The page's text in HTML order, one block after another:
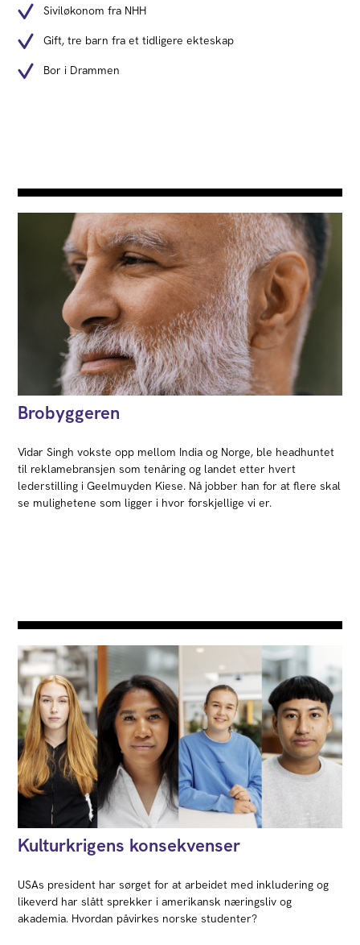
Siviløkonom fra NHH
Gift, tre barn fra et tidligere ekteskap
Bor i Drammen
Brobyggeren
Vidar Singh vokste opp mellom India og Norge, ble headhuntet
til reklamebransjen som tenåring og landet etter hvert
lederstilling i Geelmuyden Kiese. Nå jobber han for at flere skal
se mulighetene som ligger i hvor forskjellige vi er.
Kulturkrigens konsekvenser
USAs president har sørget for at arbeidet med inkludering og
likeverd har slått sprekker i amerikansk næringsliv og
akademia. Hvordan påvirkes norske studenter?